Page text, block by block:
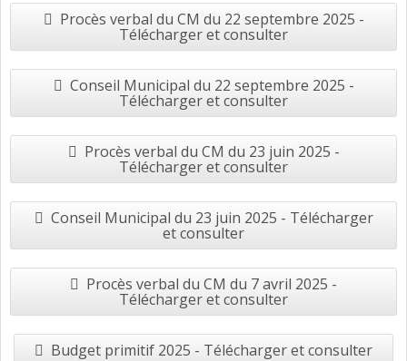
Procès verbal du CM du 22 septembre 2025 -
Télécharger et consulter
Conseil Municipal du 22 septembre 2025 -
Télécharger et consulter
Procès verbal du CM du 23 juin 2025 -
Télécharger et consulter
Conseil Municipal du 23 juin 2025 - Télécharger
et consulter
Procès verbal du CM du 7 avril 2025 -
Télécharger et consulter
Budget primitif 2025 - Télécharger et consulter